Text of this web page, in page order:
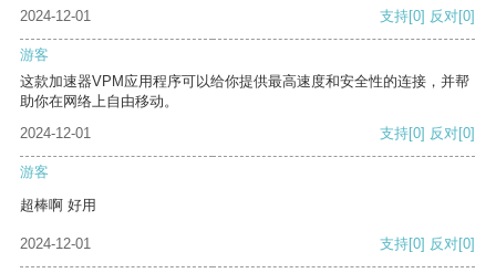
2024-12-01
支持[0] 反对[0]
游客
这款加速器VPM应用程序可以给你提供最高速度和安全性的连接，并帮
助你在网络上自由移动。
2024-12-01
支持[0] 反对[0]
游客
超棒啊 好用
2024-12-01 支持[0] 反对[0]